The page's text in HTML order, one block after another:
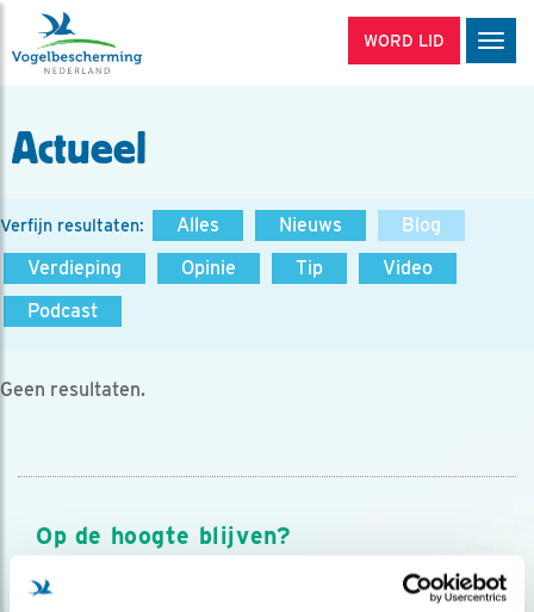
WORD LID
Actueel
Verfijn resultaten: Alles Nieuws
Blog
Verdieping
Opinie Tip
Video
Podcast
Geen resultaten.
Op de hoogte blijven?
Meld je aan en ontvang nieuws, inspiratie, acties en tips
over vogels en activiteiten van Vogelbescherming.